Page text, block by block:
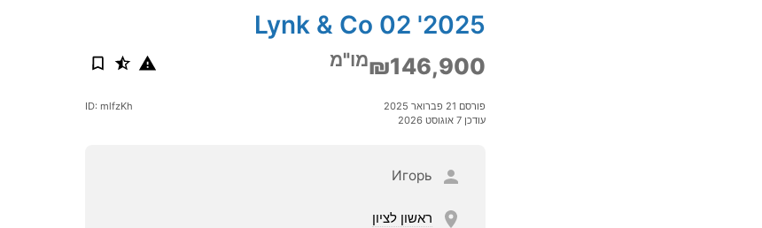
2025' Lynk & Co 02
₪146,900מו"מ
פורסם 21 פברואר 2025
עודכן 7 אוגוסט 2026
ID: mlfzKh
Игорь
ראשון לציון